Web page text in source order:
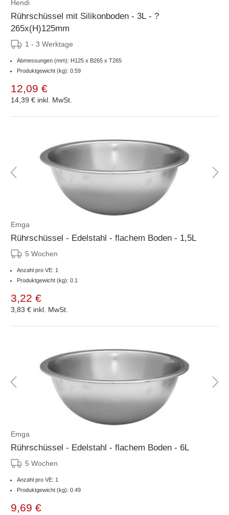
Hendi
Rührschüssel mit Silikonboden - 3L - ?
265x(H)125mm
1 - 3 Werktage
Abmessungen (mm): H125 x B265 x T265
Produktgewicht (kg): 0.59
12,09 €
14,39 € inkl. MwSt.
Emga
Rührschüssel - Edelstahl - flachem Boden - 1,5L
5 Wochen
Anzahl pro VE: 1
Produktgewicht (kg): 0.1
3,22 €
3,83 € inkl. MwSt.
Emga
Rührschüssel - Edelstahl - flachem Boden - 6L
5 Wochen
Anzahl pro VE: 1
Produktgewicht (kg): 0.49
9,69 €